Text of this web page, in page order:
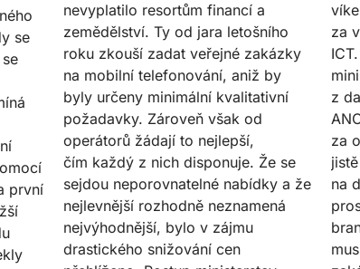
se
první
nevyplatilo resortům financí a
zemědělství. Ty od jara letošního
roku zkouší zadat veřejné zakázky
na mobilní telefonování, aniž by
byly určeny minimální kvalitativní
požadavky. Zároveň však od
operátorů žádají to nejlepší,
čím každý z nich disponuje. Že se
sejdou neporovnatelné nabídky a že
nejlevnější rozhodně neznamená
nejvýhodnější, bylo v zájmu
drastického snižování cen
za
z
za
na